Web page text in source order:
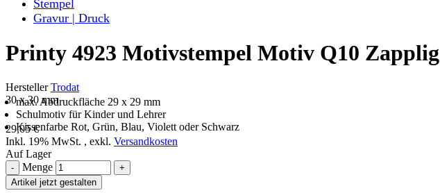
Stempel
Gravur | Druck
Printy 4923 Motivstempel Motiv Q10 Zapplig
HerstellerTrodat
30 x 30 mm
max. Abdruckfläche 29 x 29 mm
Schulmotiv für Kinder und Lehrer
Kissenfarbe Rot, Grün, Blau, Violett oder Schwarz
29,05 €
Inkl. 19% MwSt. , exkl. Versandkosten
Auf Lager
- Menge
+
Artikel jetzt gestalten